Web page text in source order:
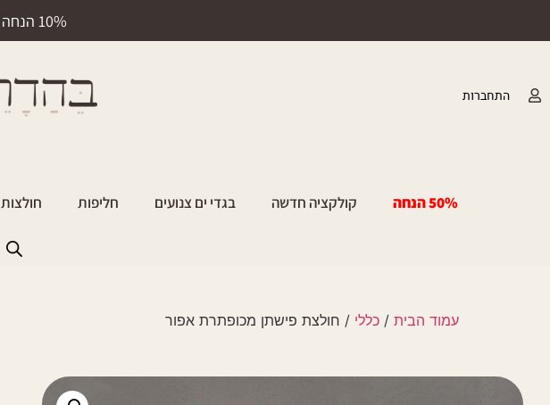
10% הנחה על קולקציה חדשה: NEW10
התחברות
50% הנחה קולקציה חדשה בגדי ים צנועים חליפות חולצות
עמוד הבית / כללי / חולצת פישתן מכופתרת אפור